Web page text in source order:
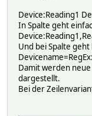
Device:Reading1
In Spalte geht
Und bei Spalte geht
Damit werden neue
dargestellt.
Bei der